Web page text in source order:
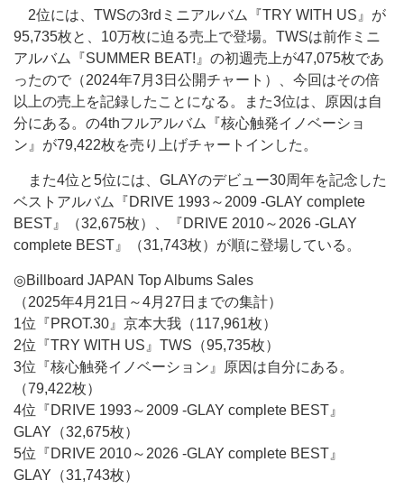
2位には、TWSの3rdミニアルバム『TRY WITH US』が
95,735枚と、10万枚に迫る売上で登場。TWSは前作ミニ
アルバム『SUMMER BEAT!』の初週売上が47,075枚であ
ったので（2024年7月3日公開チャート）、今回はその倍
以上の売上を記録したことになる。また3位は、原因は自
分にある。の4thフルアルバム『核心触発イノベーショ
ン』が79,422枚を売り上げチャートインした。
また4位と5位には、GLAYのデビュー30周年を記念した
ベストアルバム『DRIVE 1993～2009 -GLAY complete
BEST』（32,675枚）、『DRIVE 2010～2026 -GLAY
complete BEST』（31,743枚）が順に登場している。
◎Billboard JAPAN Top Albums Sales
（2025年4月21日～4月27日までの集計）
1位『PROT.30』京本大我（117,961枚）
2位『TRY WITH US』TWS（95,735枚）
3位『核心触発イノベーション』原因は自分にある。
（79,422枚）
4位『DRIVE 1993～2009 -GLAY complete BEST』
GLAY（32,675枚）
5位『DRIVE 2010～2026 -GLAY complete BEST』
GLAY（31,743枚）